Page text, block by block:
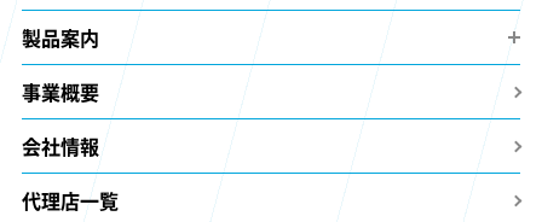
製品案内
事業概要
会社情報
代理店一覧